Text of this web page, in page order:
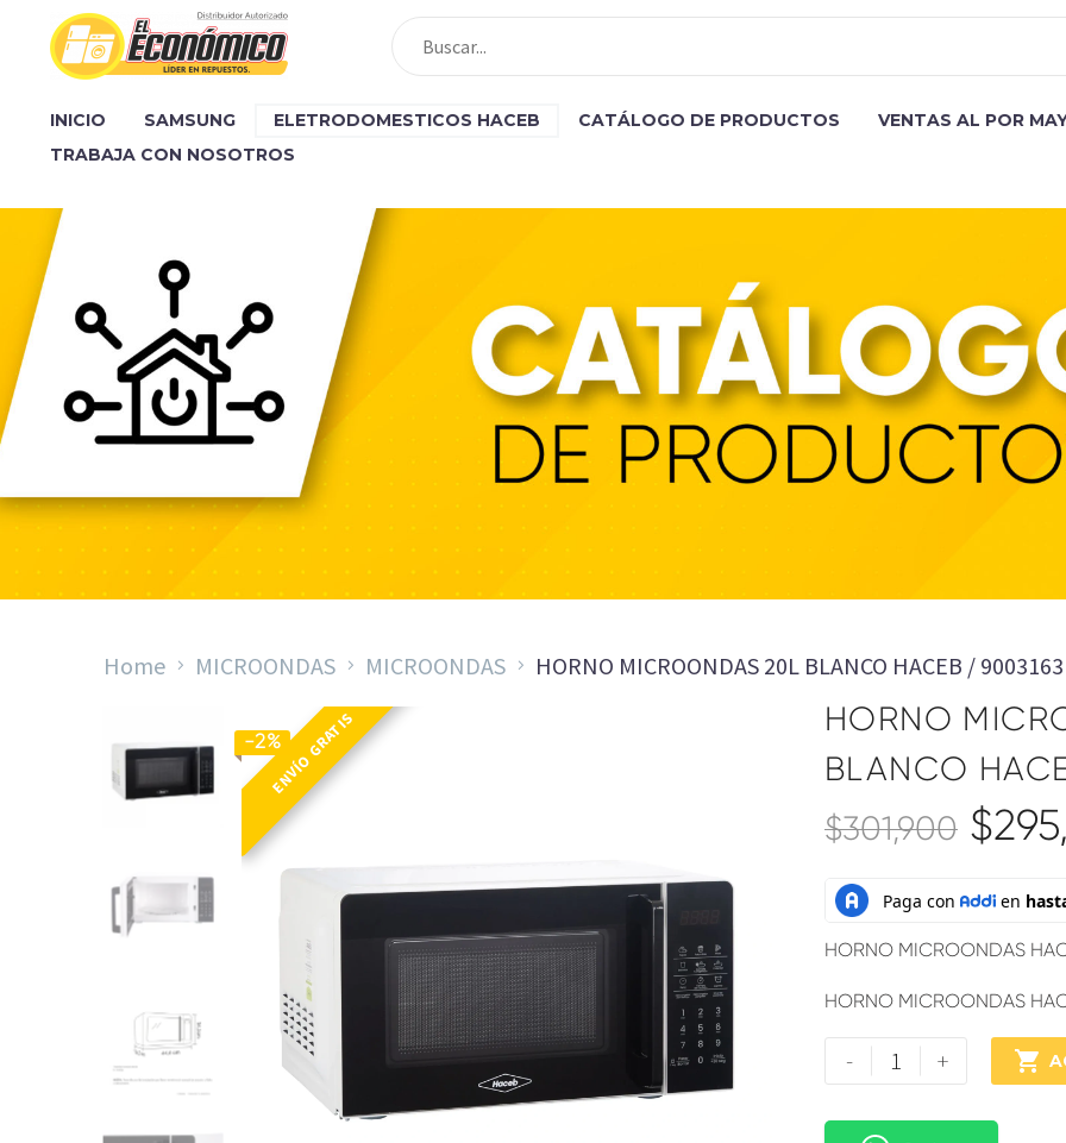
INICIO SAMSUNG ELETRODOMESTICOS HACEB CATÁLOGO DE PRODUCTOS VENTAS AL POR
TRABAJA CON NOSOTROS
HORNO MICROONDAS HACEB 0,7 BL
Home MICROONDAS MICROONDAS HORNO MICROONDAS 20L BLANCO HACEB / 9003163
ENVÍO GRATIS
-2%
HORNO
BLANCO
$301,900 $
HORNO MICROONDAS
HORNO MICROONDAS
- + 